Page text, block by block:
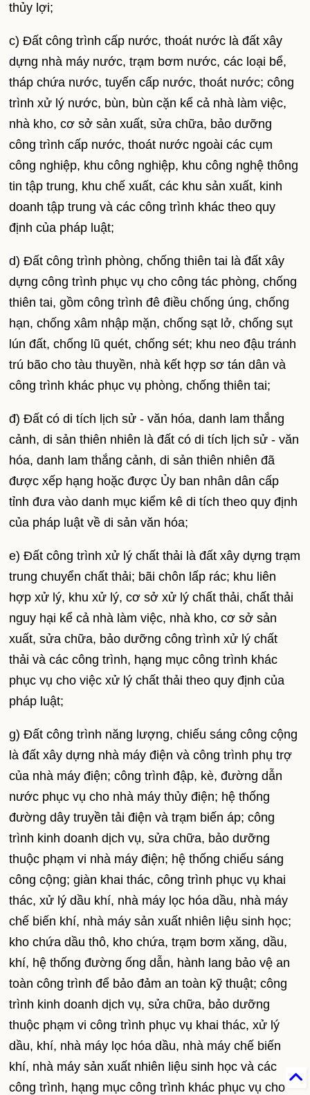
thủy lợi;
c) Đất công trình cấp nước, thoát nước là đất xây
dựng nhà máy nước, trạm bơm nước, các loại bể,
tháp chứa nước, tuyến cấp nước, thoát nước; công
trình xử lý nước, bùn, bùn cặn kể cả nhà làm việc,
nhà kho, cơ sở sản xuất, sửa chữa, bảo dưỡng
công trình cấp nước, thoát nước ngoài các cụm
công nghiệp, khu công nghiệp, khu công nghệ thông
tin tập trung, khu chế xuất, các khu sản xuất, kinh
doanh tập trung và các công trình khác theo quy
định của pháp luật;
d) Đất công trình phòng, chống thiên tai là đất xây
dựng công trình phục vụ cho công tác phòng, chống
thiên tai, gồm công trình đê điều chống úng, chống
hạn, chống xâm nhập mặn, chống sạt lở, chống sụt
lún đất, chống lũ quét, chống sét; khu neo đậu tránh
trú bão cho tàu thuyền, nhà kết hợp sơ tán dân và
công trình khác phục vụ phòng, chống thiên tai;
đ) Đất có di tích lịch sử - văn hóa, danh lam thắng
cảnh, di sản thiên nhiên là đất có di tích lịch sử - văn
hóa, danh lam thắng cảnh, di sản thiên nhiên đã
được xếp hạng hoặc được Ủy ban nhân dân cấp
tỉnh đưa vào danh mục kiểm kê di tích theo quy định
của pháp luật về di sản văn hóa;
e) Đất công trình xử lý chất thải là đất xây dựng trạm
trung chuyển chất thải; bãi chôn lấp rác; khu liên
hợp xử lý, khu xử lý, cơ sở xử lý chất thải, chất thải
nguy hại kể cả nhà làm việc, nhà kho, cơ sở sản
xuất, sửa chữa, bảo dưỡng công trình xử lý chất
thải và các công trình, hạng mục công trình khác
phục vụ cho việc xử lý chất thải theo quy định của
pháp luật;
g) Đất công trình năng lượng, chiếu sáng công cộng
là đất xây dựng nhà máy điện và công trình phụ trợ
của nhà máy điện; công trình đập, kè, đường dẫn
nước phục vụ cho nhà máy thủy điện; hệ thống
đường dây truyền tải điện và trạm biến áp; công
trình kinh doanh dịch vụ, sửa chữa, bảo dưỡng
thuộc phạm vi nhà máy điện; hệ thống chiếu sáng
công cộng; giàn khai thác, công trình phục vụ khai
thác, xử lý dầu khí, nhà máy lọc hóa dầu, nhà máy
chế biến khí, nhà máy sản xuất nhiên liệu sinh học;
kho chứa dầu thô, kho chứa, trạm bơm xăng, dầu,
khí, hệ thống đường ống dẫn, hành lang bảo vệ an
toàn công trình để bảo đảm an toàn kỹ thuật; công
trình kinh doanh dịch vụ, sửa chữa, bảo dưỡng
thuộc phạm vi công trình phục vụ khai thác, xử lý
dầu, khí, nhà máy lọc hóa dầu, nhà máy chế biến
khí, nhà máy sản xuất nhiên liệu sinh học và các
công trình, hạng mục công trình khác phục vụ cho